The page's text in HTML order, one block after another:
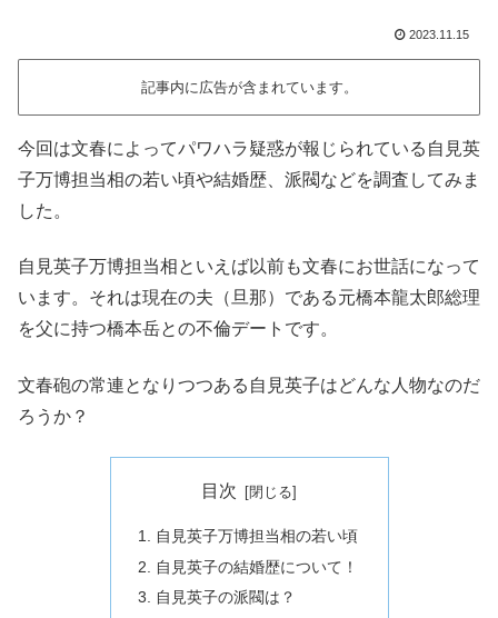
2023.11.15
記事内に広告が含まれています。
今回は文春によってパワハラ疑惑が報じられている自見英
子万博担当相の若い頃や結婚歴、派閥などを調査してみま
した。
自見英子万博担当相といえば以前も文春にお世話になって
います。それは現在の夫（旦那）である元橋本龍太郎総理
を父に持つ橋本岳との不倫デートです。
文春砲の常連となりつつある自見英子はどんな人物なのだ
ろうか？
目次
自見英子万博担当相の若い頃
自見英子の結婚歴について！
自見英子の派閥は？